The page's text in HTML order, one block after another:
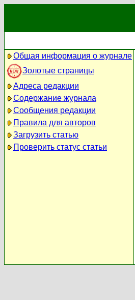
Общая информация о журнале
Золотые страницы
Адреса редакции
Содержание журнала
Сообщения редакции
Правила для авторов
Загрузить статью
Проверить статус статьи